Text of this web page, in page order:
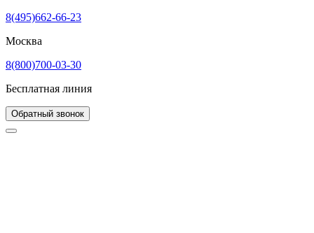
8(495)662-66-23
Москва
8(800)700-03-30
Бесплатная линия
Обратный звонок